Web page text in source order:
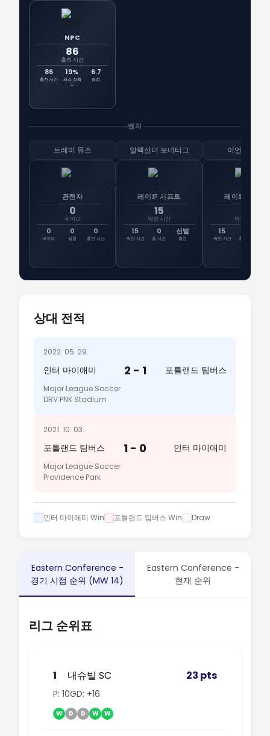
NPC
86
출전 시간
86
출전 시간
19%
패스 정확
도
6.7
평점
벤치
트레이 뮤즈
관전자
0
세이브
0
세이브
0
실점
0
출전 시간
알렉산더 보네티그
레이트 시프트
15
막판 시간
15
막판 시간
0
총 시간
선발
출전
이언 스미스
레이트 시프트
막판 시간
15
막판 시간 총 시간
상대 전적
2022. 05. 29.
인터 마이애미 2 - 1 포틀랜드 팀버스
Major League Soccer
DRV PNK Stadium
2021. 10. 03.
포틀랜드 팀버스 1 - 0 인터 마이애미
Major League Soccer
Providence Park
인터 마이애미 Win 포틀랜드 팀버스 Win Draw
Eastern Conference -
경기 시점 순위 (MW 14)
Eastern Conference -
현재 순위
리그 순위표
1 내슈빌 SC 23 pts
P: 10GD: +16
W D D W W